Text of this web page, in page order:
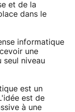
et de la
dans le
informatique
une
seul niveau
est un
est de
à une